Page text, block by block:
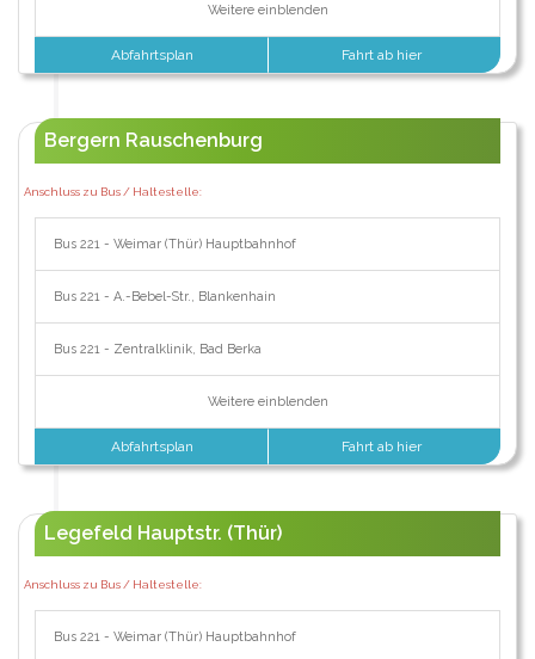
Weitere einblenden
Abfahrtsplan Fahrt ab hier
Bergern Rauschenburg
Anschluss zu Bus / Haltestelle:
Bus 221 - Weimar (Thür) Hauptbahnhof
Bus 221 - A.-Bebel-Str., Blankenhain
Bus 221 - Zentralklinik, Bad Berka
Weitere einblenden
Abfahrtsplan Fahrt ab hier
Legefeld Hauptstr. (Thür)
Anschluss zu Bus / Haltestelle:
Bus 221 - Weimar (Thür) Hauptbahnhof